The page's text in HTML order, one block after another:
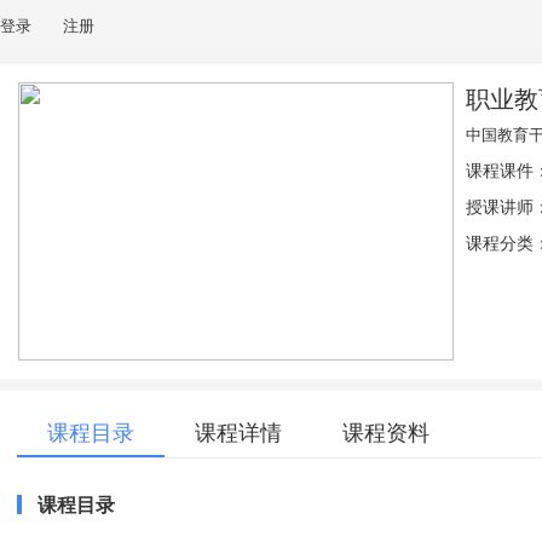
登录 注册
职业
中国教育
课程课件
授课讲师
课程分类
课程目录 课程详情 课程资料
课程目录